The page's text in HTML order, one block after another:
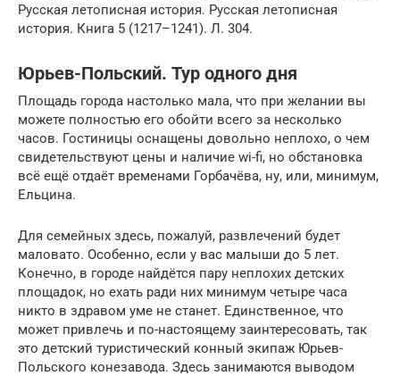
Русская летописная история. Русская летописная
история. Книга 5 (1217–1241). Л. 304.
Юрьев-Польский. Тур одного дня
Площадь города настолько мала, что при желании вы
можете полностью его обойти всего за несколько
часов. Гостиницы оснащены довольно неплохо, о чем
свидетельствуют цены и наличие wi-fi, но обстановка
всё ещё отдаёт временами Горбачёва, ну, или, минимум,
Ельцина.
Для семейных здесь, пожалуй, развлечений будет
маловато. Особенно, если у вас малыши до 5 лет.
Конечно, в городе найдётся пару неплохих детских
площадок, но ехать ради них минимум четыре часа
никто в здравом уме не станет. Единственное, что
может привлечь и по-настоящему заинтересовать, так
это детский туристический конный экипаж Юрьев-
Польского конезавода. Здесь занимаются выводом